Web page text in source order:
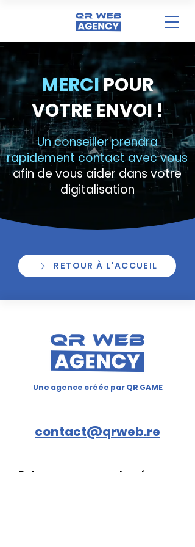
MERCIPOUR
VOTRE ENVOI !
Un conseiller prendra
rapidement contact avec vous
afin de vous aider dans votre
digitalisation
RETOUR À L'ACCUEIL
Une agence créée par QR GAME
contact@qrweb.re
Retrouvez-nous sur les réseaux